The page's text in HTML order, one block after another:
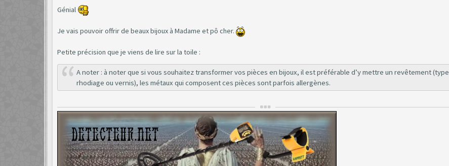
Génial
Je vais pouvoir offrir de beaux bijoux à Madame et pô cher.
Petite précision que je viens de lire sur la toile :
A noter : à noter que si vous souhaitez transformer vos pièces en bijoux, il est préférable d’y mettre un revêtement (type
rhodiage ou vernis), les métaux qui composent ces pièces sont parfois allergènes.